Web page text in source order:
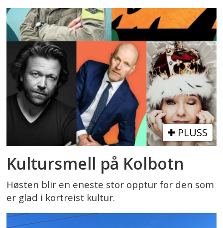
PLUSS
Kultursmell på Kolbotn
Høsten blir en eneste stor opptur for den som
er glad i kortreist kultur.